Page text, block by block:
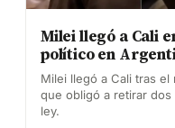
Milei llegó a Cali
político en
Milei llegó a Cali tras
que obligó a retirar
ley.